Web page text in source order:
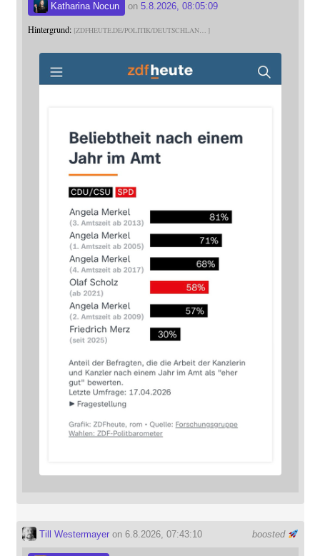
Katharina Nocun on 5.8.2026, 08:05:09
Hintergrund: ZDFHEUTE.DE/POLITIK/DEUTSCHLAN
boosted
Till Westermayeron 6.8.2026, 07:43:10